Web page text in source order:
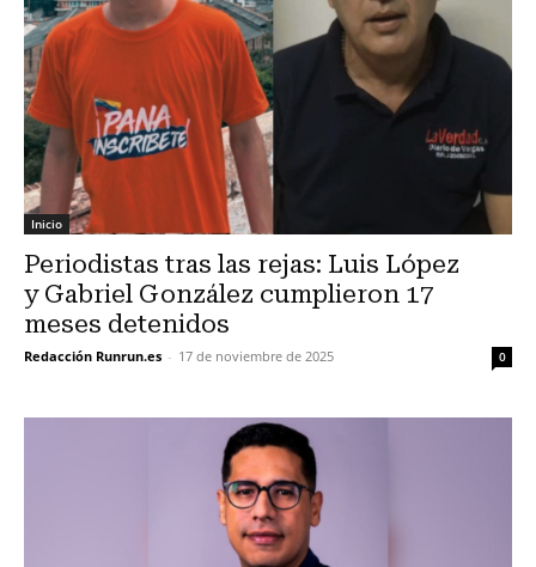
Inicio
Periodistas tras las rejas: Luis López
y Gabriel González cumplieron 17
meses detenidos
Redacción Runrun.es - 17 de noviembre de 2025 0